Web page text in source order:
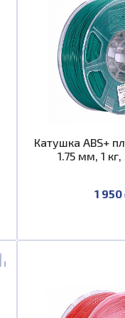
Катушка ABS+
1.75 мм, 1
1 950